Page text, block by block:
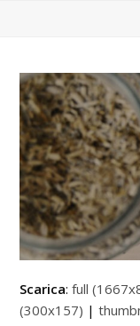
Scarica:full
(300x157) |